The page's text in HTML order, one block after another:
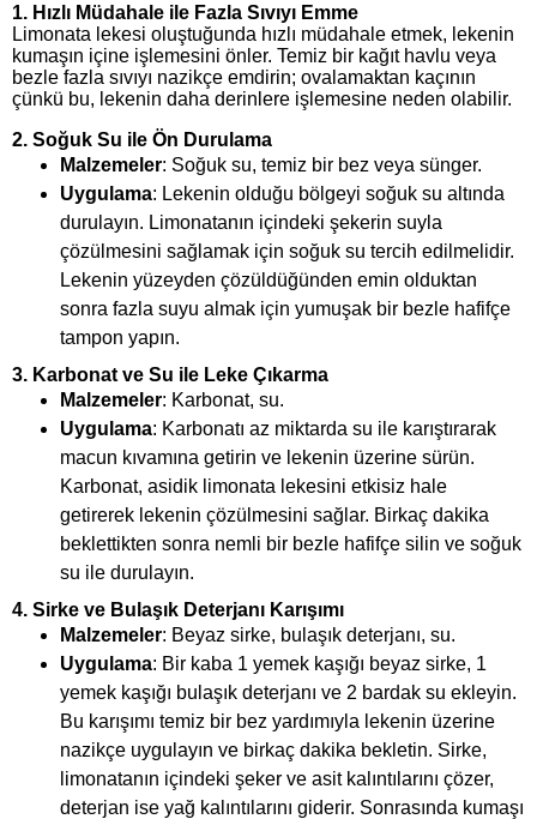
1. Hızlı Müdahale ile Fazla Sıvıyı Emme
Limonata lekesi oluştuğunda hızlı müdahale etmek, lekenin
kumaşın içine işlemesini önler. Temiz bir kağıt havlu veya
bezle fazla sıvıyı nazikçe emdirin; ovalamaktan kaçının
çünkü bu, lekenin daha derinlere işlemesine neden olabilir.
2. Soğuk Su ile Ön Durulama
Malzemeler: Soğuk su, temiz bir bez veya sünger.
Uygulama: Lekenin olduğu bölgeyi soğuk su altında
durulayın. Limonatanın içindeki şekerin suyla
çözülmesini sağlamak için soğuk su tercih edilmelidir.
Lekenin yüzeyden çözüldüğünden emin olduktan
sonra fazla suyu almak için yumuşak bir bezle hafifçe
tampon yapın.
3. Karbonat ve Su ile Leke Çıkarma
Malzemeler: Karbonat, su.
Uygulama: Karbonatı az miktarda su ile karıştırarak
macun kıvamına getirin ve lekenin üzerine sürün.
Karbonat, asidik limonata lekesini etkisiz hale
getirerek lekenin çözülmesini sağlar. Birkaç dakika
beklettikten sonra nemli bir bezle hafifçe silin ve soğuk
su ile durulayın.
4. Sirke ve Bulaşık Deterjanı Karışımı
Malzemeler: Beyaz sirke, bulaşık deterjanı, su.
Uygulama: Bir kaba 1 yemek kaşığı beyaz sirke, 1
yemek kaşığı bulaşık deterjanı ve 2 bardak su ekleyin.
Bu karışımı temiz bir bez yardımıyla lekenin üzerine
nazikçe uygulayın ve birkaç dakika bekletin. Sirke,
limonatanın içindeki şeker ve asit kalıntılarını çözer,
deterjan ise yağ kalıntılarını giderir. Sonrasında kumaşı